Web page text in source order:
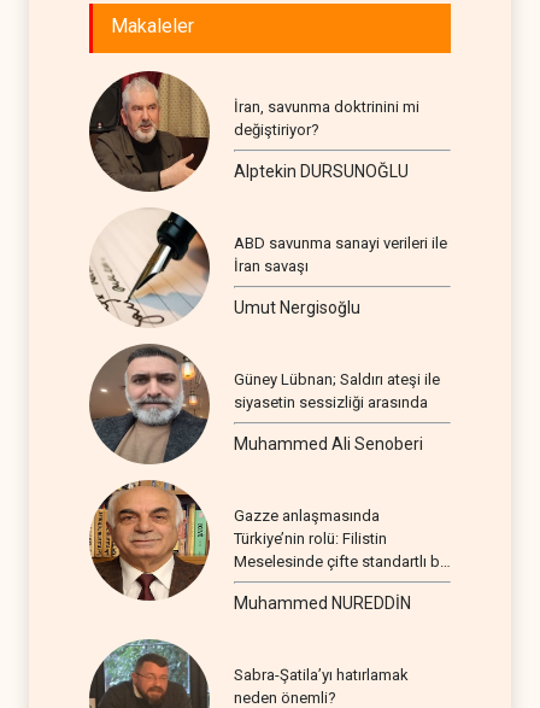
Makaleler
İran, savunma doktrinini mi
değiştiriyor?
Alptekin DURSUNOĞLU
ABD savunma sanayi verileri ile
İran savaşı
Umut Nergisoğlu
Güney Lübnan; Saldırı ateşi ile
siyasetin sessizliği arasında
Muhammed Ali Senoberi
Gazze anlaşmasında
Türkiye’nin rolü: Filistin
Meselesinde çifte standartlı bir
seyir
Muhammed NUREDDİN
Sabra-Şatila’yı hatırlamak
neden önemli?